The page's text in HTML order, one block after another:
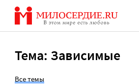
Перейти
содержанию
Тема: Зависимые
Все темы